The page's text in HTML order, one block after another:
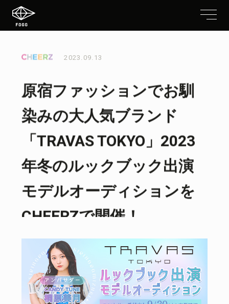
2023.09.13
原宿ファッションでお馴
染みの大人気ブランド
「TRAVAS TOKYO」2023
年冬のルックブック出演
モデルオーディションを
CHEERZで開催！